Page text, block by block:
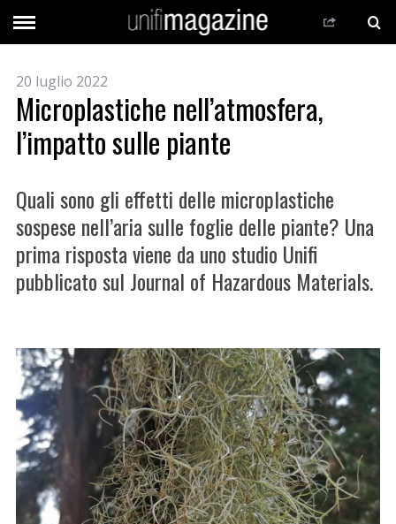
20 luglio 2022
Microplastiche nell’atmosfera,
l’impatto sulle piante
Quali sono gli effetti delle microplastiche
sospese nell’aria sulle foglie delle piante? Una
prima risposta viene da uno studio Unifi
pubblicato sul Journal of Hazardous Materials.